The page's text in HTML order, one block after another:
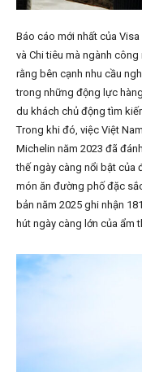
Báo cáo mới nhất của
và Chi tiêu mà ngành
rằng bên cạnh nhu cầu
trong những động lực
du khách chủ động tìm
Trong khi đó, việc Việt
Michelin năm 2023 đã
thế ngày càng nổi bật của
món ăn đường phố đặc
bản năm 2025 ghi nhận
hút ngày càng lớn của ẩm